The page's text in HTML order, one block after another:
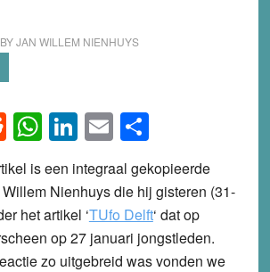
BYJAN WILLEM NIENHUYS
Reddit
WhatsApp
LinkedIn
EmailShare
is een integraal gekopieerde
Nienhuys die hij gisteren (31-
het artikel ‘TUfo Delft‘ dat op
op 27 januari jongstleden.
zo uitgebreid was vonden we